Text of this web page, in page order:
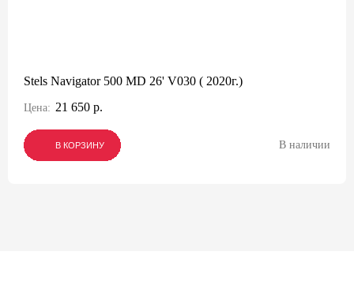
Stels Navigator 500 MD 26' V030 ( 2020г.)
Цена: 21 650 р.
В КОРЗИНУ
В КОРЗИНУ
В КОРЗИНУ В наличии